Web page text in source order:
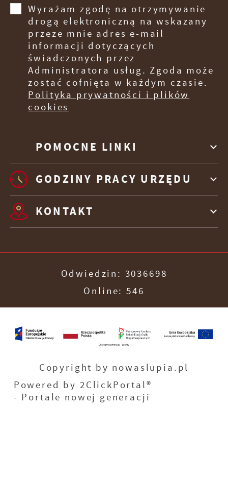
POMOCNE LINKI
Wyrażam zgodę na otrzymywanie
drogą elektroniczną na wskazany
przeze mnie adres e-mail
informacji dotyczących
świadczonych przez
Administratora usług. Zgoda może
zostać cofnięta w każdym czasie.
Polityka prywatności i plików
cookies
GODZINY PRACY URZĘDU
KONTAKT
Odwiedzin: 3036698
Online: 546
Copyright by nowaslupia.pl
Powered by 2ClickPortal®
- Portale nowej generacji